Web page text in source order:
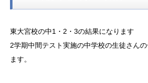
東大宮校の中1・2・3の結果になります
2学期中間テスト実施の中学校の生徒さん
ます。